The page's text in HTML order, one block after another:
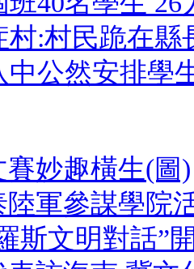
村:村民跪在縣
中公然安排學
妙趣橫生(圖)
軍參謀學院
斯文明對話”